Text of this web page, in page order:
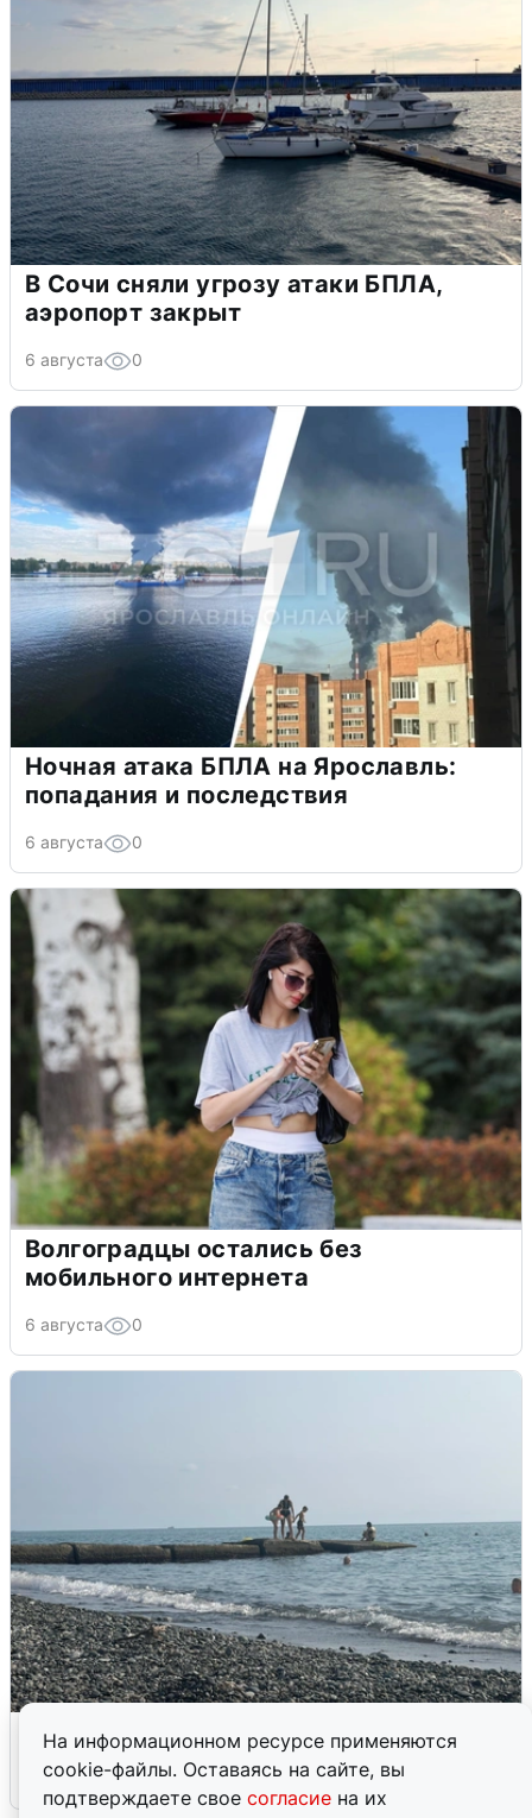
На информационном ресурсе применяются
cookie-файлы. Оставаясь на сайте, вы
подтверждаете свое согласие на их
В Сочи сняли угрозу атаки БПЛА,
аэропорт закрыт
6 августа 0
Ночная атака БПЛА на Ярославль:
попадания и последствия
6 августа 0
Волгоградцы остались без
мобильного интернета
6 августа 0
Сирены в Сочи: новая угроза БПЛА
6 августа 0